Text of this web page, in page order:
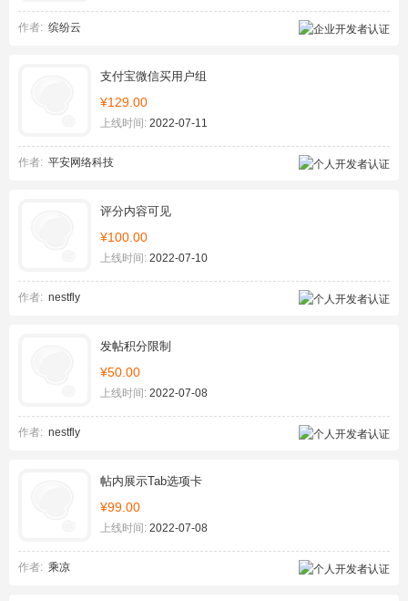
作者: 缤纷云
支付宝微信买用户组
¥129.00
上线时间: 2022-07-11
作者: 平安网络科技
评分内容可见
¥100.00
上线时间: 2022-07-10
作者: nestfly
发帖积分限制
¥50.00
上线时间: 2022-07-08
作者: nestfly
帖内展示Tab选项卡
¥99.00
上线时间: 2022-07-08
作者: 乘凉